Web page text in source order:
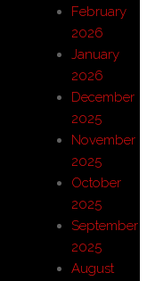
February
2026
January
2026
December
2025
November
2025
October
2025
September
2025
August